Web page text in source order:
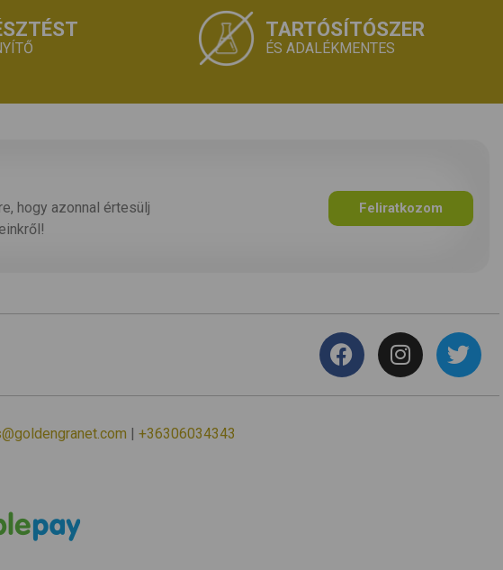
TARTÓSÍTÓSZER
ÉS ADALÉKMENTES
hogy azonnal értesülj
Feliratkozom
| +36306034343